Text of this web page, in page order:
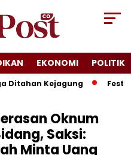
EKONOMI POLITIK
Kejagung Festival
Oknum
Saksi:
Minta Uang